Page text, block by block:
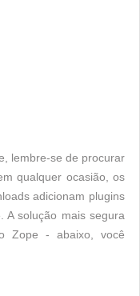
lembre-se de procurar
qualquer ocasião, os
adicionam plugins
A solução mais segura
Zope - abaixo, você